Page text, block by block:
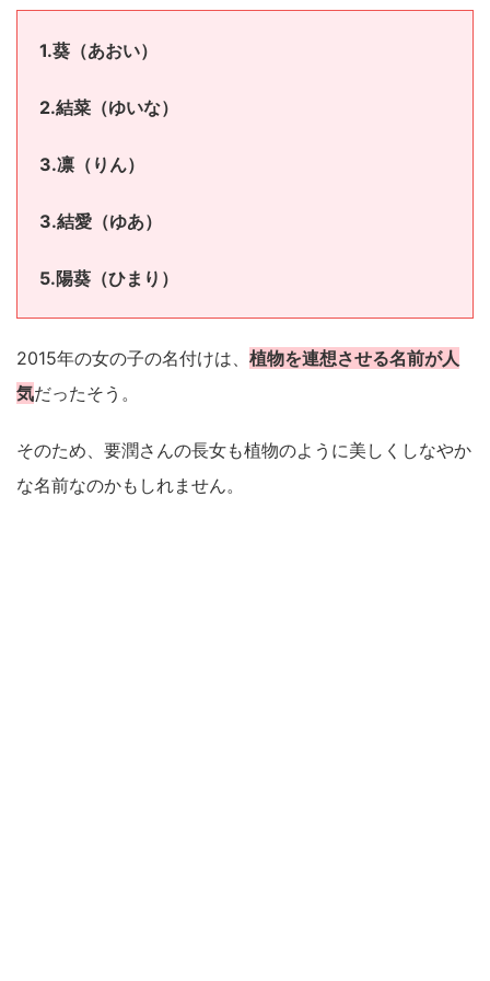
1.葵（あおい）
2.結菜（ゆいな）
3.凛（ りん）
3.結愛（ゆあ）
5.陽葵（ひまり）
2015年の女の子の名付けは、 植物を連想させる名前が人
気だったそう。
そのため、要潤さんの長女も植物のように美しくしなやか
な名前なのかもしれません。